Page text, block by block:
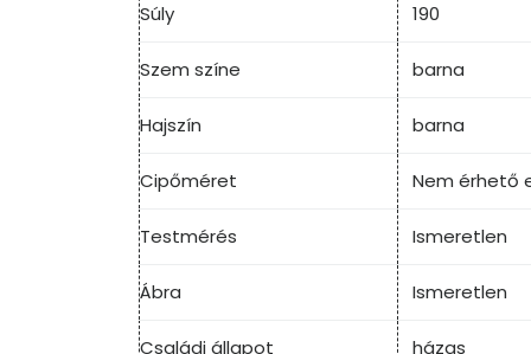
Súly 190
Szem színe barna
Hajszín barna
Cipőméret Nem érhető
Testmérés Ismeretlen
Ábra Ismeretlen
Családi állapot házas